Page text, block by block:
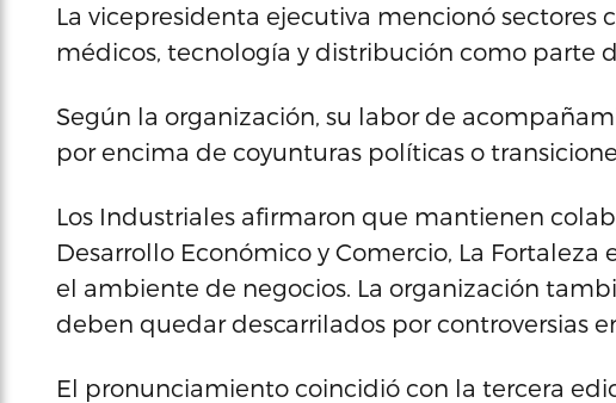
La vicepresidenta ejecutiva mencionó sectores
médicos, tecnología y distribución como parte
Según la organización, su labor de
por encima de coyunturas políticas o
Los Industriales afirmaron que mantienen
Desarrollo Económico y Comercio, La
el ambiente de negocios. La organización
deben quedar descarrilados por controversias
El pronunciamiento coincidió con la tercera